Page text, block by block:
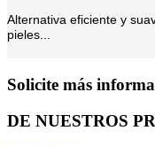
Alternativa eficiente y
pieles...
Solicite más
DE NUESTROS